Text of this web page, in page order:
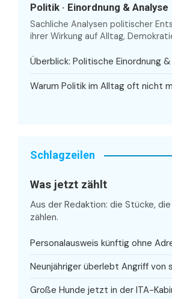
Politik · Einordnung & Analyse
Sachliche Analysen politischer
ihrer Wirkung auf Alltag,
Überblick: Politische Einordnung
Warum Politik im Alltag oft nicht
Schlagzeilen
Was jetzt zählt
Aus der Redaktion: die Stücke,
zählen.
Personalausweis künftig ohne
Neunjähriger überlebt Angriff von
Große Hunde jetzt in der ITA-